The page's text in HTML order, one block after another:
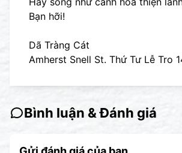
Bạn hỡi!
Dã Tràng Cát
Amherst Snell St. Thứ Tư Lễ Tro
Bình luận & Đánh giá